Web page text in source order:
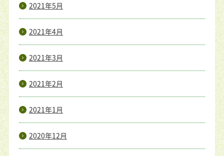
2021年5月
2021年4月
2021年3月
2021年2月
2021年1月
2020年12月